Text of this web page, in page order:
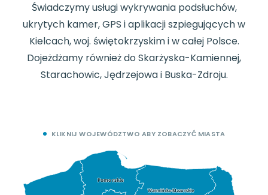
Świadczymy usługi wykrywania podsłuchów,
ukrytych kamer, GPS i aplikacji szpiegujących w
Kielcach, woj. świętokrzyskim i w całej Polsce.
Dojeżdżamy również do Skarżyska-Kamiennej,
Starachowic, Jędrzejowa i Buska-Zdroju.
KLIKNIJ WOJEWÓDZTWO ABY ZOBACZYĆ MIASTA
Pomorskie
Warmińsko-Mazurskie